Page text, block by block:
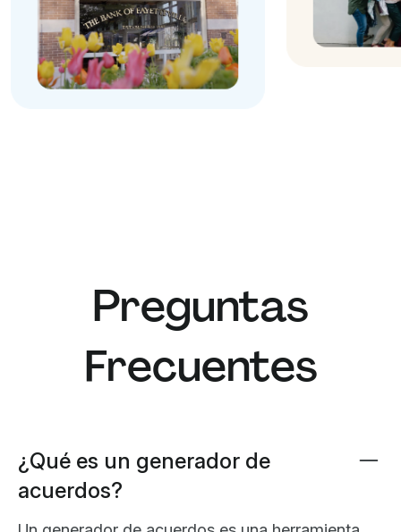
Preguntas
Frecuentes
¿Qué es un generador de
acuerdos?